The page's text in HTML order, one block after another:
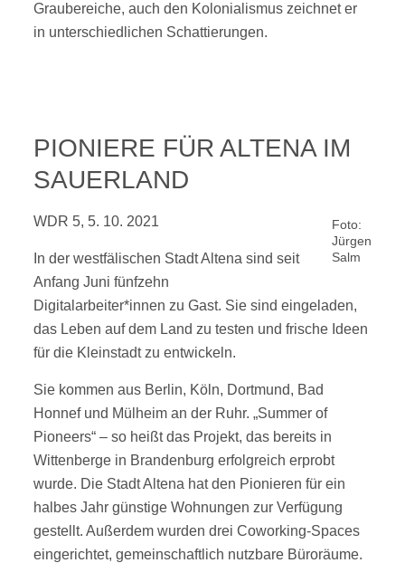
Graubereiche, auch den Kolonialismus zeichnet er
in unterschiedlichen Schattierungen.
PIONIERE FÜR ALTENA IM
SAUERLAND
Foto:
Jürgen
Salm
WDR 5, 5. 10. 2021
In der westfälischen Stadt Altena sind seit
Anfang Juni fünfzehn
Digitalarbeiter*innen zu Gast. Sie sind eingeladen,
das Leben auf dem Land zu testen und frische Ideen
für die Kleinstadt zu entwickeln.
Sie kommen aus Berlin, Köln, Dortmund, Bad
Honnef und Mülheim an der Ruhr. „Summer of
Pioneers“ – so heißt das Projekt, das bereits in
Wittenberge in Brandenburg erfolgreich erprobt
wurde. Die Stadt Altena hat den Pionieren für ein
halbes Jahr günstige Wohnungen zur Verfügung
gestellt. Außerdem wurden drei Coworking-Spaces
eingerichtet, gemeinschaftlich nutzbare Büroräume.